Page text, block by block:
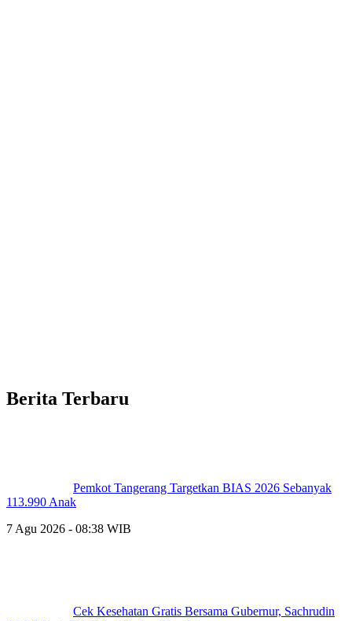
Berita Terbaru
Pemkot Tangerang Targetkan BIAS 2026 Sebanyak
113.990 Anak
7 Agu 2026 - 08:38 WIB
Cek Kesehatan Gratis Bersama Gubernur, Sachrudin